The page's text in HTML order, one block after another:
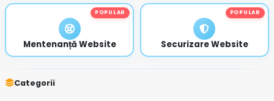
POPULAR
Mentenanță Website
POPULAR
Securizare Website
Categorii